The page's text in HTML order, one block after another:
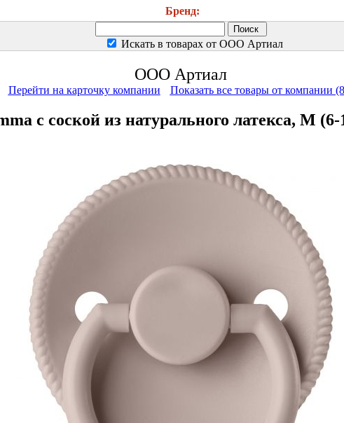
Бренд:
Искать в товарах от ООО Артиал
ООО Артиал
Перейти на карточку компании Показать все товары от компании
с соской из натурального латекса, M